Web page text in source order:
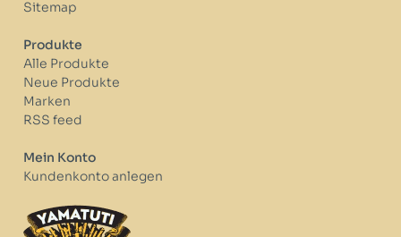
Sitemap
Produkte
Alle Produkte
Neue Produkte
Marken
RSS feed
Mein Konto
Kundenkonto anlegen